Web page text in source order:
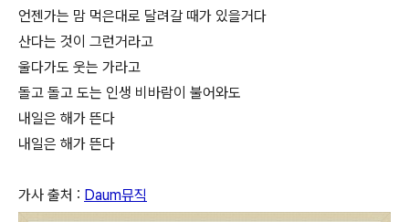
언젠가는 맘 먹은대로 달려갈 때가 있을거다
산다는 것이 그런거라고
울다가도 웃는 가라고
돌고 돌고 도는 인생 비바람이 불어와도
내일은 해가 뜬다
내일은 해가 뜬다
가사 출처 : Daum뮤직